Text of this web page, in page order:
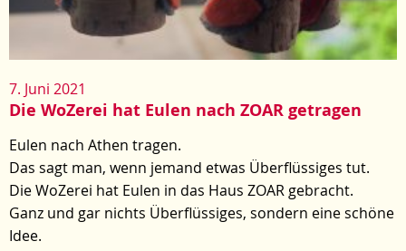
7. Juni 2021
Die WoZerei hat Eulen nach ZOAR getragen
Eulen nach Athen tragen.
Das sagt man, wenn jemand etwas Überflüssiges tut.
Die WoZerei hat Eulen in das Haus ZOAR gebracht.
Ganz und gar nichts Überflüssiges, sondern eine schöne
Idee.